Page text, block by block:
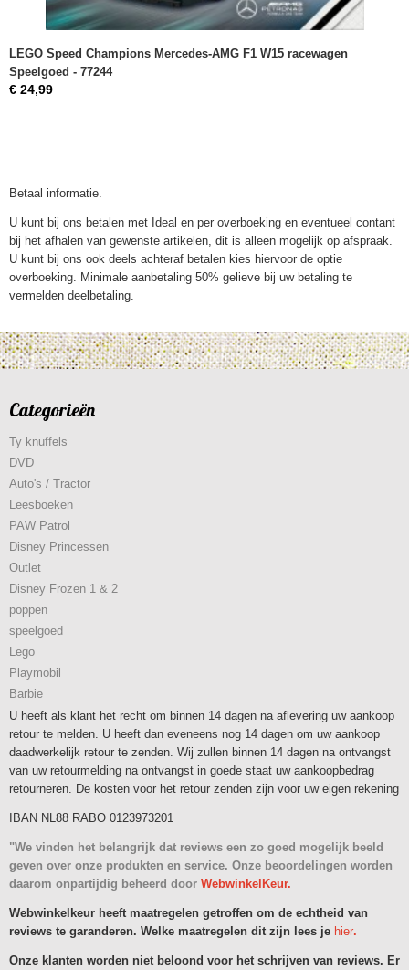
LEGO Speed Champions Mercedes-AMG F1 W15 racewagen
Speelgoed - 77244
€ 24,99
Betaal informatie.
U kunt bij ons betalen met Ideal en per overboeking en eventueel contant
bij het afhalen van gewenste artikelen, dit is alleen mogelijk op afspraak.
U kunt bij ons ook deels achteraf betalen kies hiervoor de optie
overboeking. Minimale aanbetaling 50% gelieve bij uw betaling te
vermelden deelbetaling.
Categorieën
Ty knuffels
DVD
Auto's / Tractor
Leesboeken
PAW Patrol
Disney Princessen
Outlet
Disney Frozen 1 & 2
poppen
speelgoed
Lego
Playmobil
Barbie
U heeft als klant het recht om binnen 14 dagen na aflevering uw aankoop
retour te melden. U heeft dan eveneens nog 14 dagen om uw aankoop
daadwerkelijk retour te zenden. Wij zullen binnen 14 dagen na ontvangst
van uw retourmelding na ontvangst in goede staat uw aankoopbedrag
retourneren. De kosten voor het retour zenden zijn voor uw eigen rekening
IBAN NL88 RABO 0123973201
"We vinden het belangrijk dat reviews een zo goed mogelijk beeld
geven over onze produkten en service. Onze beoordelingen worden
daarom onpartijdig beheerd door WebwinkelKeur.
Webwinkelkeur heeft maatregelen getroffen om de echtheid van
reviews te garanderen. Welke maatregelen dit zijn lees je hier.
Onze klanten worden niet beloond voor het schrijven van reviews. Er